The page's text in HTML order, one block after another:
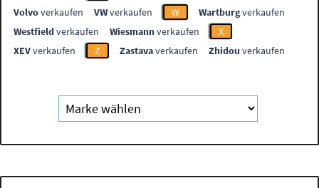
Volvoverkaufen VWverkaufen W Wartburgverkaufen
Westfieldverkaufen Wiesmannverkaufen
X
XEVverkaufen Z Zastavaverkaufen Zhidou verkaufen